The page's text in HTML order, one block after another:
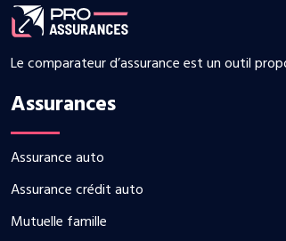
Le comparateur d’assurance est un outil
Assurances
Assurance auto
Assurance crédit auto
Mutuelle famille